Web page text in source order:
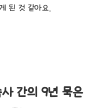
된 것 같아요.
사 간의 9년 묵은